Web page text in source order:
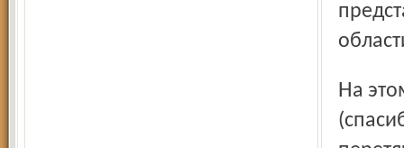
На этом фоне ярославцы блеснули в настольном теннисе